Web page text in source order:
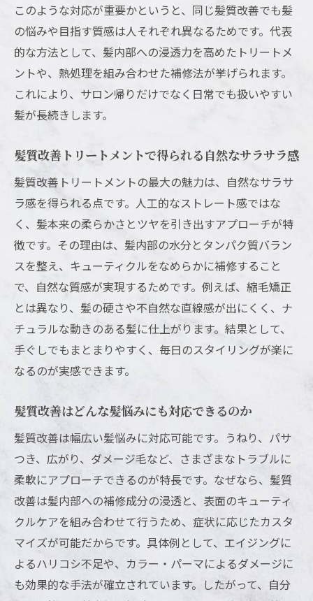
縮毛矯正と髪質改善の違いを知る新常識
髪質改善と縮毛矯正の仕上がりや安全性の
違い
美容師が教える髪質改善と縮毛矯正の選び
方
る理由
髪質改善と縮毛矯正の同時施術は可能か
髪質改善で叶う自然なストレートの魅力
髪質や悩みに合わせた最適な施術選びのコ
ツ
髪質改善は1回でも効果があるのか現場目線で検
証
髪質改善は1回でも実感できる理由を美容師
が解説
施術直後の髪質改善の変化と持続期間の目
安
果とは
髪質改善トリートメントの効果を長持ちさ
せるコツ
口コミで分かる髪質改善の即効性と満足度
髪質改善を続けることで得られる理想の髪
持続する美しさの秘訣髪質改善のケア方法
髪質改善後の美髪を長持ちさせるホームケ
ア術
このような対応が重要かというと、同じ髪質改善でも髪
の悩みや目指す質感は人それぞれ異なるためです。代表
的な方法として、髪内部への浸透力を高めたトリートメ
ントや、熱処理を組み合わせた補修法が挙げられます。
これにより、サロン帰りだけでなく日常でも扱いやすい
髪が長続きします。
髪質改善トリートメントで得られる自然なサラサラ感
髪質改善トリートメントの最大の魅力は、自然なサラサ
ラ感を得られる点です。人工的なストレート感ではな
く、髪本来の柔らかさとツヤを引き出すアプローチが特
徴です。その理由は、髪内部の水分とタンパク質バラン
スを整え、キューティクルをなめらかに補修すること
で、自然な質感が実現するためです。例えば、縮毛矯正
とは異なり、髪の硬さや不自然な直線感が出にくく、ナ
チュラルな動きのある髪に仕上がります。結果として、
手ぐしでもまとまりやすく、毎日のスタイリングが楽に
なるのが実感できます。
髪質改善はどんな髪悩みにも対応できるのか
髪質改善は幅広い髪悩みに対応可能です。うねり、パサ
つき、広がり、ダメージ毛など、さまざまなトラブルに
柔軟にアプローチできるのが特長です。なぜなら、髪質
改善は髪内部への補修成分の浸透と、表面のキューティ
クルケアを組み合わせて行うため、症状に応じたカスタ
マイズが可能だからです。具体例として、エイジングに
よるハリコシ不足や、カラー・パーマによるダメージに
も効果的な手法が確立されています。したがって、自分